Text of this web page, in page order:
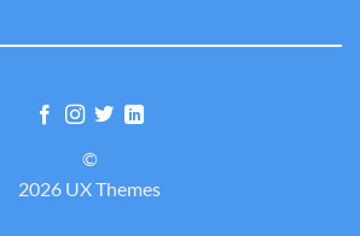
©
2026 UX Themes